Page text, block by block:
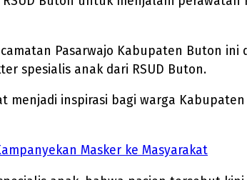
Pasarwajo Kabupaten Buton
spesialis anak dari RSUD Buton.
menjadi inspirasi bagi warga
Masker ke Masyarakat